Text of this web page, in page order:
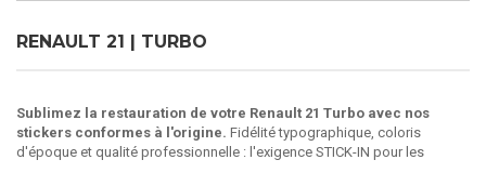
RENAULT 21 | TURBO
Sublimez la restauration de votre Renault 21 Turbo avec nos
stickers conformes à l'origine. Fidélité typographique, coloris
d'époque et qualité professionnelle : l'exigence STICK-IN pour les